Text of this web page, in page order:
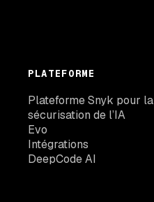
PLATEFORME
Plateforme Snyk pour la
sécurisation de l’IA
Evo
Intégrations
DeepCode AI